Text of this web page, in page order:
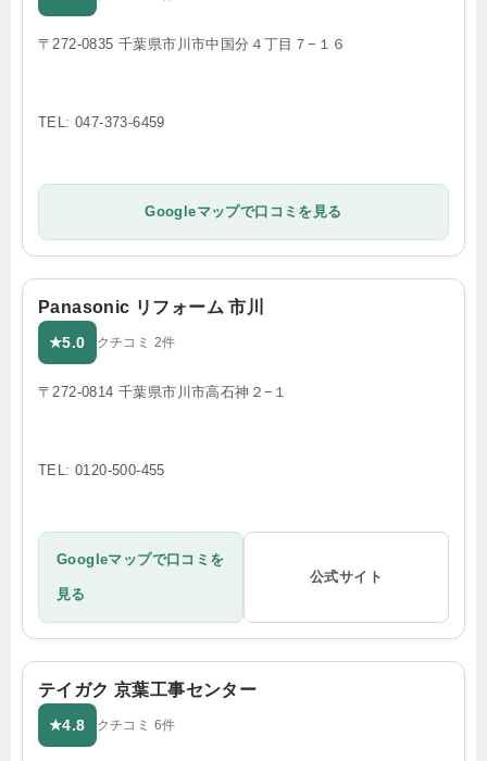
〒272-0835 千葉県市川市中国分４丁目７−１６
TEL: 047-373-6459
Googleマップで口コミを見る
Panasonic リフォーム 市川
★5.0 クチコミ 2件
〒272-0814 千葉県市川市高石神２−１
TEL: 0120-500-455
Googleマップで口コミを
見る
公式サイト
テイガク 京葉工事センター
★4.8 クチコミ 6件